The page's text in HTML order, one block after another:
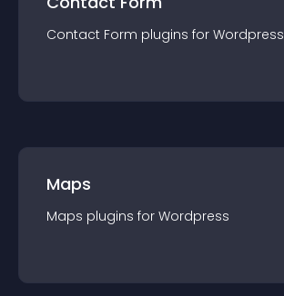
Contact Form plugins for Wordpress
Maps
Maps plugins for Wordpress